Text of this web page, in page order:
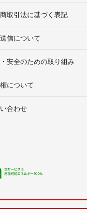
取引法に基づく表記
信について
安全のための取り組み
について
合わせ